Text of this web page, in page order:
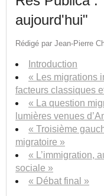
aujourd'hui"
Rédigé par Jean-Pierre
Introduction
« Les migrations
facteurs classiques
« La question
lumières venues
« Troisième
migratoire »
« L’immigration,
sociale »
« Débat final »